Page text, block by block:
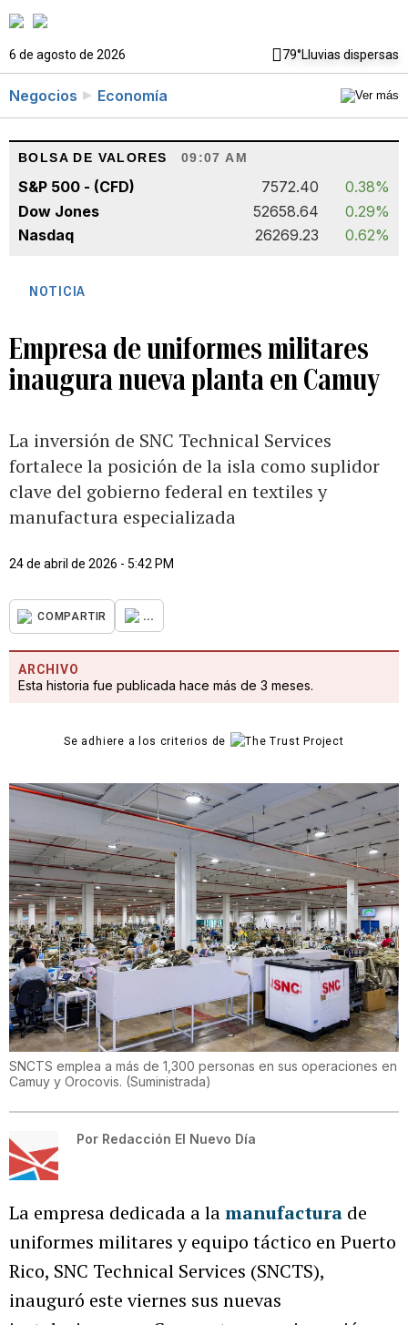
6 de agosto de 2026 79°Lluvias dispersas
Negocios Economía
BOLSA DE VALORES 09:07 AM
S&P 500 - (CFD) 7572.40
0.38%
Dow Jones
52658.64
0.29%
Nasdaq
26269.23 0.62%
NOTICIA
Empresa de uniformes militares
inaugura nueva planta en Camuy
La inversión de SNC Technical Services
fortalece la posición de la isla como suplidor
clave del gobierno federal en textiles y
manufactura especializada
24 de abril de 2026 - 5:42 PM
COMPARTIR ...
ARCHIVO
Esta historia fue publicada hace más de 3 meses.
Se adhiere a los criterios de
SNCTS emplea a más de 1,300 personas en sus operaciones en
Camuy y Orocovis. (Suministrada)
Por Redacción El Nuevo Día
La empresa dedicada a lamanufactura de
uniformes militares y equipo táctico en Puerto
Rico, SNC Technical Services (SNCTS),
inauguró este viernes sus nuevas